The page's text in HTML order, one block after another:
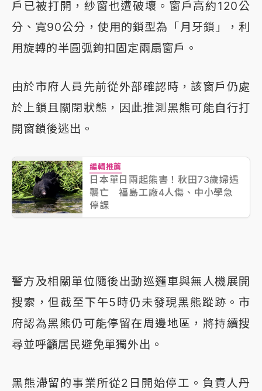
戶已被打開，紗窗也遭破壞。窗戶高約120公
分、寬90公分，使用的鎖型為「月牙鎖」，利
用旋轉的半圓弧鉤扣固定兩扇窗戶。
由於市府人員先前從外部確認時，該窗戶仍處
於上鎖且關閉狀態，因此推測黑熊可能自行打
開窗鎖後逃出。
編輯推薦
日本單日兩起熊害！秋田73歲婦遇
襲亡 福島工廠4人傷、中小學急
停課
警方及相關單位隨後出動巡邏車與無人機展開
搜索，但截至下午5時仍未發現黑熊蹤跡。市
府認為黑熊仍可能停留在周邊地區，將持續搜
尋並呼籲居民避免單獨外出。
黑熊滯留的事業所從2日開始停工。負責人丹